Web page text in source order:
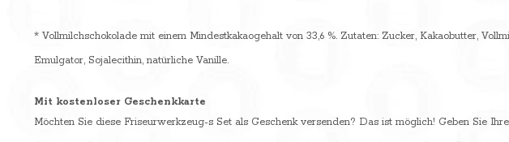
* Vollmilchschokolade mit einem Mindestkakaogehalt von 33,6 %. Zutaten: Zucker, Kakaobutter,
Emulgator, Sojalecithin, natürliche Vanille.
Mit kostenloser Geschenkkarte
Möchten Sie diese Friseurwerkzeug-s Set als Geschenk versenden? Das ist möglich! Geben Sie